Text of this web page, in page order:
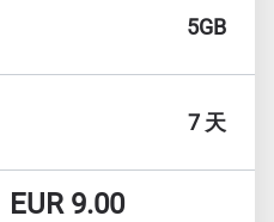
5GB
7 天
EUR9.00